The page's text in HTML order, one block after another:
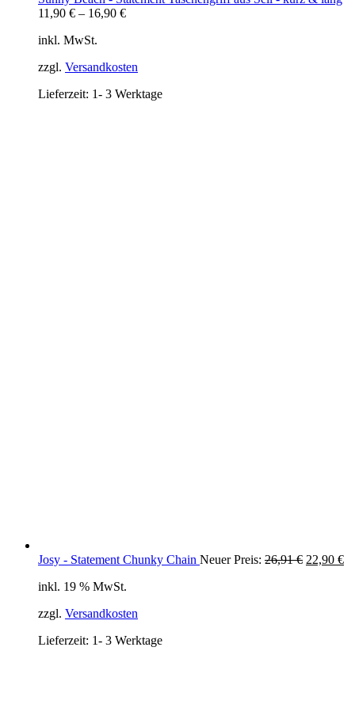
11,90 € – 16,90 €
inkl. MwSt.
zzgl. Versandkosten
Lieferzeit: 1- 3 Werktage
Josy - Statement Chunky Chain Neuer Preis: 26,91€ 22,90 €
inkl. 19 % MwSt.
zzgl. Versandkosten
Lieferzeit: 1- 3 Werktage